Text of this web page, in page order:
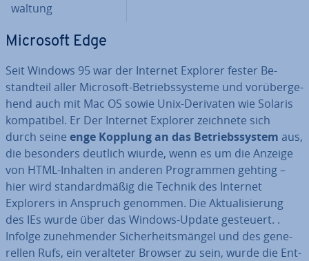
wal­tung
Microsoft Edge
Seit Windows 95 war der Internet Explorer fester Be­
stand­teil aller Microsoft-Be­triebs­sys­te­me und vor­über­ge­
hend auch mit Mac OS sowie Unix-Derivaten wie Solaris
kom­pa­ti­bel. Er Der Internet Explorer zeichnete sich
durch seine enge Kopplung an das Be­triebs­sys­tem aus,
die besonders deutlich wiurde, wenn es um die Anzeige
von HTML-Inhalten in anderen Pro­gram­men gehting –
hier wird stan­dard­mä­ßig die Technik des Internet
Explorers in Anspruch genommen. Die Ak­tua­li­sie­rung
des IEs wurde über das Windows-Update gesteuert. .
Infolge zu­neh­men­der Si­cher­heits­män­gel und des ge­ne­
rel­len Rufs, ein ver­al­te­ter Browser zu sein, wurde die Ent­